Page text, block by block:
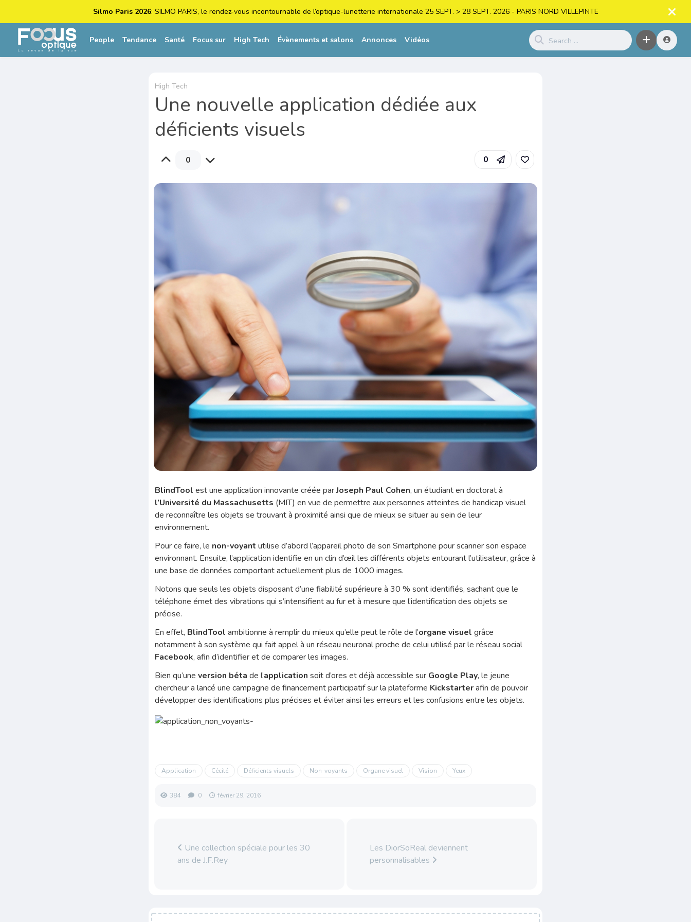
Silmo Paris 2026: SILMO PARIS, le rendez-vous incontournable de l’optique-lunetterie internationale 25 SEPT. > 28 SEPT. 2026 - PARIS NORD VILLEPINTE
People Tendance Santé Focus sur High Tech Évènements et salons Annonces Vidéos
High Tech
Une nouvelle application dédiée aux
déficients visuels
0 0
BlindToolest une application innovante créée parJoseph Paul Cohen, un étudiant en doctorat à
l’Université du Massachusetts (MIT) en vue de permettre aux personnes atteintes de handicap visuel
de reconnaître les objets se trouvant à proximité ainsi que de mieux se situer au sein de leur
environnement.
Pour ce faire, le non-voyantutilise d’abord l’appareil photo de son Smartphone pour scanner son espace
environnant. Ensuite, l’application identifie en un clin d’œil les différents objets entourant l’utilisateur, grâce à
une base de données comportant actuellement plus de 1000 images.
Notons que seuls les objets disposant d’une fiabilité supérieure à 30 % sont identifiés, sachant que le
téléphone émet des vibrations qui s’intensifient au fur et à mesure que l’identification des objets se
précise.
En effet, BlindTool ambitionne à remplir du mieux qu’elle peut le rôle de l’organe visuelgrâce
notamment à son système qui fait appel à un réseau neuronal proche de celui utilisé par le réseau social
Facebook, afin d’identifier et de comparer les images.
Bien qu’uneversion béta de l’applicationsoit d’ores et déjà accessible sur Google Play, le jeune
chercheur a lancé une campagne de financement participatif sur la plateforme Kickstarterafin de pouvoir
développer des identifications plus précises et éviter ainsi les erreurs et les confusions entre les objets.
Application Cécité Déficients visuels Non-voyants Organe visuel Vision Yeux
384 0 février 29, 2016
Une collection spéciale pour les 30
ans de J.F.Rey
Les DiorSoReal deviennent
personnalisables